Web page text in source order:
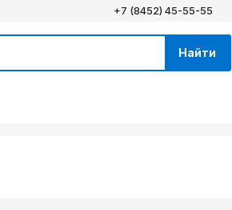
+7 (8452) 45-55-55
Найти